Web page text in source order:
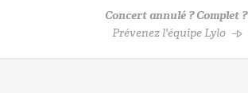
Concert annulé ? Complet ?
Prévenez l'équipe Lylo